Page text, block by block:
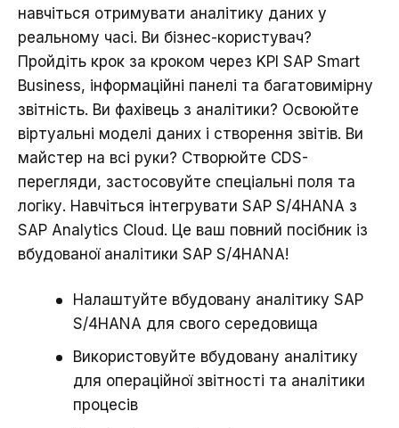
навчіться отримувати аналітику даних у
реальному часі. Ви бізнес-користувач?
Пройдіть крок за кроком через KPI SAP Smart
Business, інформаційні панелі та багатовимірну
звітність. Ви фахівець з аналітики? Освоюйте
віртуальні моделі даних і створення звітів. Ви
майстер на всі руки? Створюйте CDS-
перегляди, застосовуйте спеціальні поля та
логіку. Навчіться інтегрувати SAP S/4HANA з
SAP Analytics Cloud. Це ваш повний посібник із
вбудованої аналітики SAP S/4HANA!
Налаштуйте вбудовану аналітику SAP
S/4HANA для свого середовища
Використовуйте вбудовану аналітику
для операційної звітності та аналітики
процесів